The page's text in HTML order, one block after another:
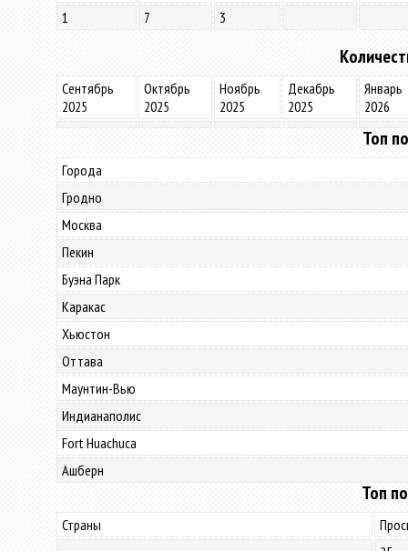
1
7 3
Сентябрь
2025
Октябрь
2025
Ноябрь
2025
Декабрь
2025
Январь
2026
Топ
Города
Гродно
Москва
Пекин
Буэна Парк
Каракас
Хьюстон
Оттава
Маунтин-Вью
Индианаполис
Fort Huachuca
Ашберн
Топ
Страны